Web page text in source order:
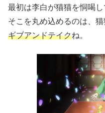
最初は李白が猫猫を恫喝し
そこを丸め込めるのは、猫
ギブアンドテイクね。